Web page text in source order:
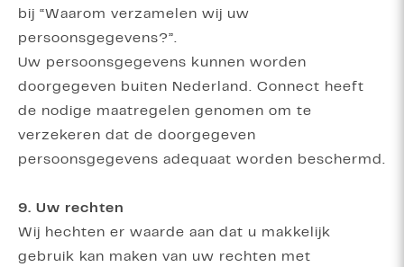
bij “Waarom verzamelen wij uw
persoonsgegevens?”.
Uw persoonsgegevens kunnen worden
doorgegeven buiten Nederland. Connect heeft
de nodige maatregelen genomen om te
verzekeren dat de doorgegeven
persoonsgegevens adequaat worden beschermd.
9. Uw rechten
Wij hechten er waarde aan dat u makkelijk
gebruik kan maken van uw rechten met